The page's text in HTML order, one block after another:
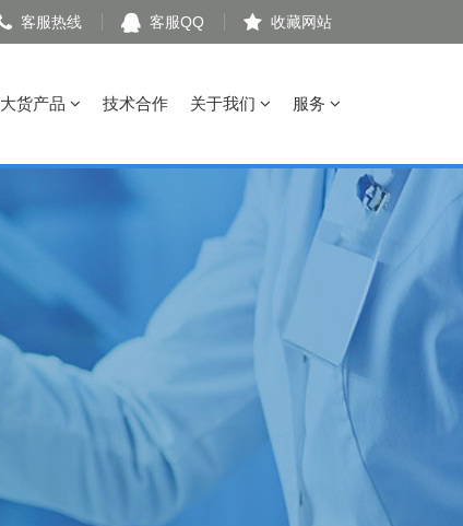
客服热线 客服QQ 收藏网站
大货产品 技术合作 关于我们 服务